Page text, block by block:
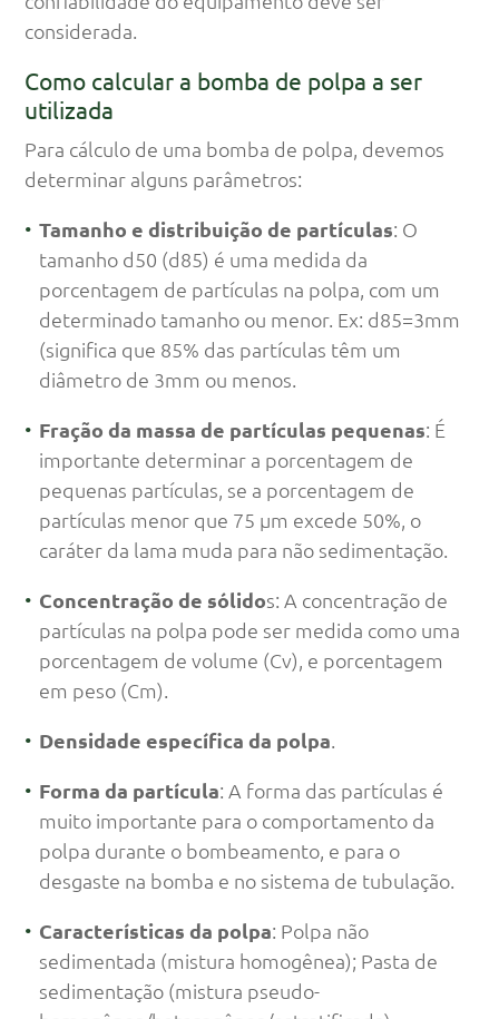
considerada.
Como calcular a bomba de polpa a ser
utilizada
Para cálculo de uma bomba de polpa, devemos
determinar alguns parâmetros:
Tamanho e distribuição de partículas: O
tamanho d50 (d85) é uma medida da
porcentagem de partículas na polpa, com um
determinado tamanho ou menor. Ex: d85=3mm
(significa que 85% das partículas têm um
diâmetro de 3mm ou menos.
Fração da massa de partículas pequenas: É
importante determinar a porcentagem de
pequenas partículas, se a porcentagem de
partículas menor que 75 µm excede 50%, o
caráter da lama muda para não sedimentação.
Concentração de sólidos: A concentração de
partículas na polpa pode ser medida como uma
porcentagem de volume (Cv), e porcentagem
em peso (Cm).
Densidade específica da polpa.
Forma da partícula: A forma das partículas é
muito importante para o comportamento da
polpa durante o bombeamento, e para o
desgaste na bomba e no sistema de tubulação.
Características da polpa: Polpa não
sedimentada (mistura homogênea); Pasta de
sedimentação (mistura pseudo-